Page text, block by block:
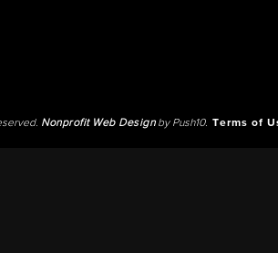
Nonprofit Web Designby Push10. Terms of